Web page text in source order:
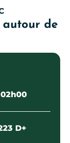
autour de
02h00
D+